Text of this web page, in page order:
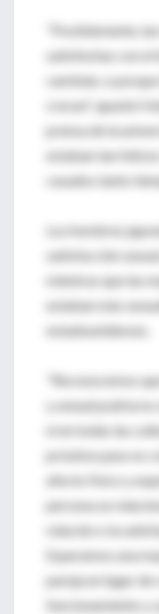
"Posiblemente,
satisfechas con
cambian, o
crecen", apuntó
prensa de la
estaban tan
casados tanto
Los hombres
satisfacción
mientras que las
estaban más
estadounidenses.
"Reconocemos
y sexual podría
ni en todas las
próximo paso es
afecto físico y
persona se
relación o la
Esperamos una
pareja en lugar de
funcionamiento y